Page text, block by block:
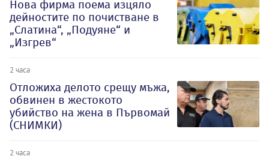
Нова фирма поема изцяло
дейностите по почистване в
„Слатина“, „Подуяне“ и
„Изгрев“
2 часа
Отложиха делото срещу мъжа,
обвинен в жестокото
убийство на жена в Първомай
(СНИМКИ)
2 часа